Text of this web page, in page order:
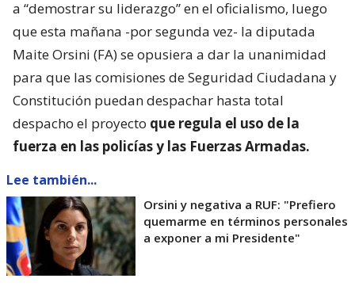
a “demostrar su liderazgo” en el oficialismo, luego
que esta mañana -por segunda vez- la diputada
Maite Orsini (FA) se opusiera a dar la unanimidad
para que las comisiones de Seguridad Ciudadana y
Constitución puedan despachar hasta total
despacho el proyecto que regula el uso de la
fuerza en las policías y las Fuerzas Armadas.
Lee también...
Orsini y negativa a RUF: "Prefiero
quemarme en términos personales
a exponer a mi Presidente"